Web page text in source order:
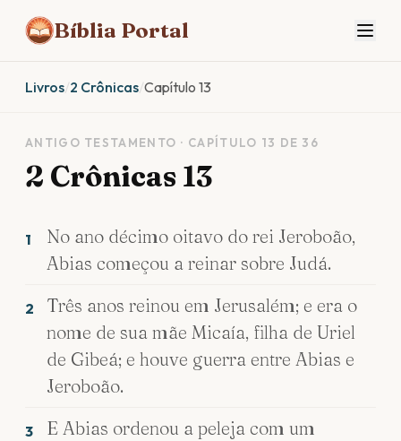
Bíblia Portal
Livros/2 Crônicas/Capítulo 13
ANTIGO TESTAMENTO · CAPÍTULO 13 DE 36
2 Crônicas 13
1
No ano décimo oitavo do rei Jeroboão,
Abias começou a reinar sobre Judá.
2
Três anos reinou em Jerusalém; e era o
nome de sua mãe Micaía, filha de Uriel
de Gibeá; e houve guerra entre Abias e
Jeroboão.
3
E Abias ordenou a peleja com um